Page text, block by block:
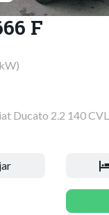
F
Ducato 2.2 140